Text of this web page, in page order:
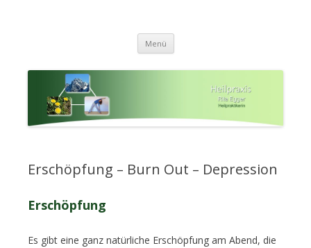
a.d. Alz (Nähe Chiemsee)
Lebenskräfte
Menü Zum
springen
Erschöpfung – Burn Out – Depression
Erschöpfung
Es gibt eine ganz natürliche Erschöpfung am Abend, die